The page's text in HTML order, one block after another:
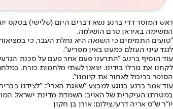
ראש המוסד דדי ברנע נשא דברים היום (שלישי) בטקס
המשימה באיראן טרם הושלמה.
"טועים התמימים כי השואה היא נחלת העבר, כי
לנגד עיני העולם כמעט באין מפריע".
עוד הוסיף ברנע: "התרענו פעם אחר פעם על סכנת
לקחנו את גורלו בידינו. יצאנו לשתי מלחמות כורח.
הסופר כביכול לאחור את קיומנו".
במטרתו העיקרית של האויב: השמדת מדינת ישראל.
יו"ר ש"ס אריה דרעי,צילום: אורן בן חקון